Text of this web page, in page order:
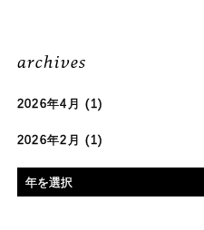
archives
2026年4月 (1)
2026年2月 (1)